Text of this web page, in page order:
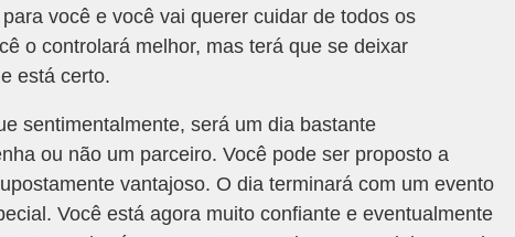
você e você vai querer cuidar de todos os
o controlará melhor, mas terá que se deixar
está certo.
sentimentalmente, será um dia bastante
ou não um parceiro. Você pode ser proposto a
vantajoso. O dia terminará com um evento
Você está agora muito confiante e eventualmente